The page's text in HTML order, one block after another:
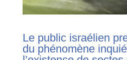
Le public israélien
du phénomène